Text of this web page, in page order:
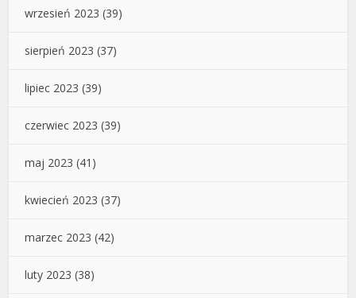
wrzesień 2023 (39)
sierpień 2023 (37)
lipiec 2023 (39)
czerwiec 2023 (39)
maj 2023 (41)
kwiecień 2023 (37)
marzec 2023 (42)
luty 2023 (38)